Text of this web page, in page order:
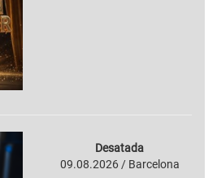
Desatada
09.08.2026 / Barcelona